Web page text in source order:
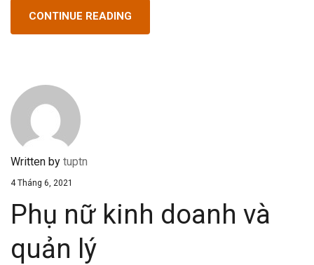
CONTINUE READING
Written by tuptn
4 Tháng 6, 2021
Phụ nữ kinh doanh và
quản lý